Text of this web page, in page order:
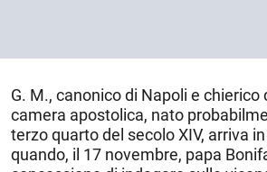
G. M., canonico di Napoli e chierico
camera apostolica, nato
terzo quarto del secolo XIV, arriva
quando, il 17 novembre, papa